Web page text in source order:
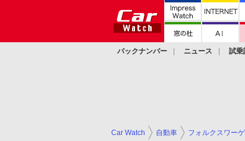
バックナンバー ニュース 試乗
Car Watch 自動車 フォルクスワー